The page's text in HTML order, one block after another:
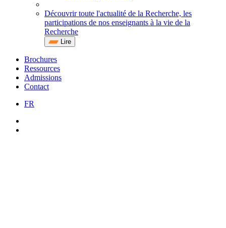
Découvrir toute l'actualité de la Recherche, les
participations de nos enseignants à la vie de la
Recherche
Lire
Brochures
Ressources
Admissions
Contact
FR